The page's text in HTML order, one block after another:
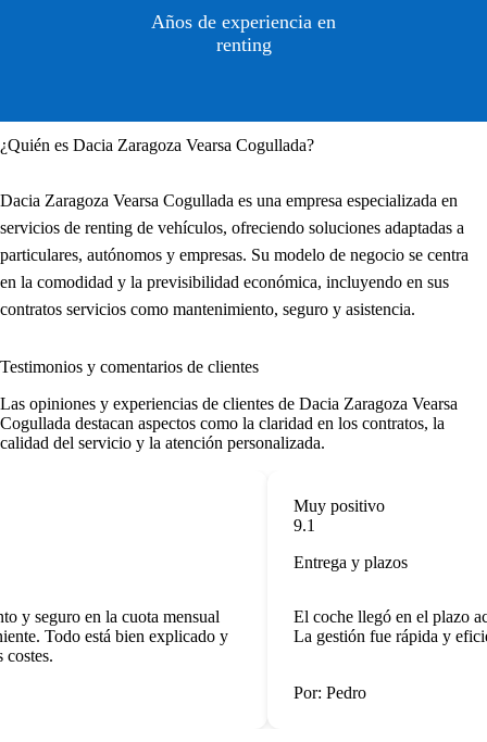
Años de experiencia en
renting
¿Quién es Dacia Zaragoza Vearsa Cogullada?
Dacia Zaragoza Vearsa Cogullada es una empresa especializada en
servicios de renting de vehículos, ofreciendo soluciones adaptadas a
particulares, autónomos y empresas. Su modelo de negocio se centra
en la comodidad y la previsibilidad económica, incluyendo en sus
contratos servicios como mantenimiento, seguro y asistencia.
Testimonios y comentarios de clientes
Las opiniones y experiencias de clientes de Dacia Zaragoza Vearsa
Cogullada destacan aspectos como la claridad en los contratos, la
calidad del servicio y la atención personalizada.
y seguro en la cuota mensual
Todo está bien explicado y
Muy positivo
9.1
Entrega y plazos
El coche llegó en el plazo
La gestión fue rápida y
Por: Pedro